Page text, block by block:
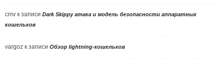
cmv к записи Dark Skippy атака и модель безопасности аппаратных
кошельков
vargoz к записи Обзор lightning-кошельков